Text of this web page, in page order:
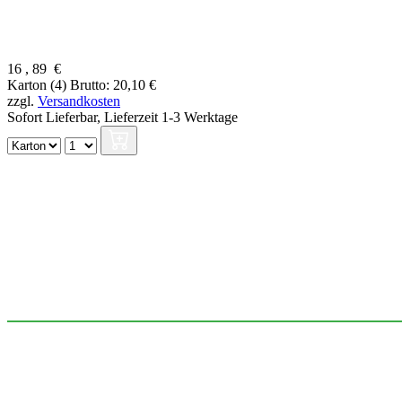
16 , 89 €
Karton (4) Brutto: 20,10 €
zzgl. Versandkosten
Sofort Lieferbar, Lieferzeit 1-3 Werktage